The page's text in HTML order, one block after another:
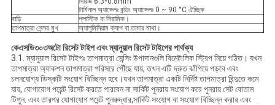
টার্মিনাল অ্যাঙ্গেলঃ বন্ডিং অ্যাঙ্গেলঃ 0 ~ 90 °C ঐচ্ছিক
বাড়ি
প্লাস্টিক বা সিরামিক।
তাপমাত্রা সেন্সর মুখ
অ্যালুমিনিয়াম ক্যাপ বা তামার মাথা।
কেএসডি৩০৩অটো রিসেট টাইপ এবং ম্যানুয়াল রিসেট টাইপের পার্থক্য
3.1. ম্যানুয়াল রিসেট টাইপঃ তাপমাত্রা সেন্সিং উপাদানগুলি বিমেটালিক স্ট্রিপ নিয়ে গঠিত। যখন
তাপমাত্রা অ্যাকশন তাপমাত্রা পরিসরে পৌঁছে যায়, তখন এটি দ্রুত ঝাঁপিয়ে পড়বে এবং
চলনযোগ্য ডিস্কটি সংযোগ বিচ্ছিন্ন হবে।যখন তাপমাত্রা একটি নির্দিষ্ট তাপমাত্রা বিন্দুতে কমে
যায়, যোগাযোগ পয়েন্ট রিসেট করতে পারবেন না সার্কিট পুনরায় সংযোগ করে পুনরায় সেট বোতাম
টিপুন. এবং তারপর যোগাযোগ পয়েন্ট পুনরুদ্ধার,সার্কিট সংযোগ বা সংযোগ বিচ্ছিন্ন করার এবং